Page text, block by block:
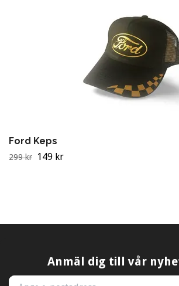
Ford Keps
299 kr 149 kr
Anmäl dig till vår